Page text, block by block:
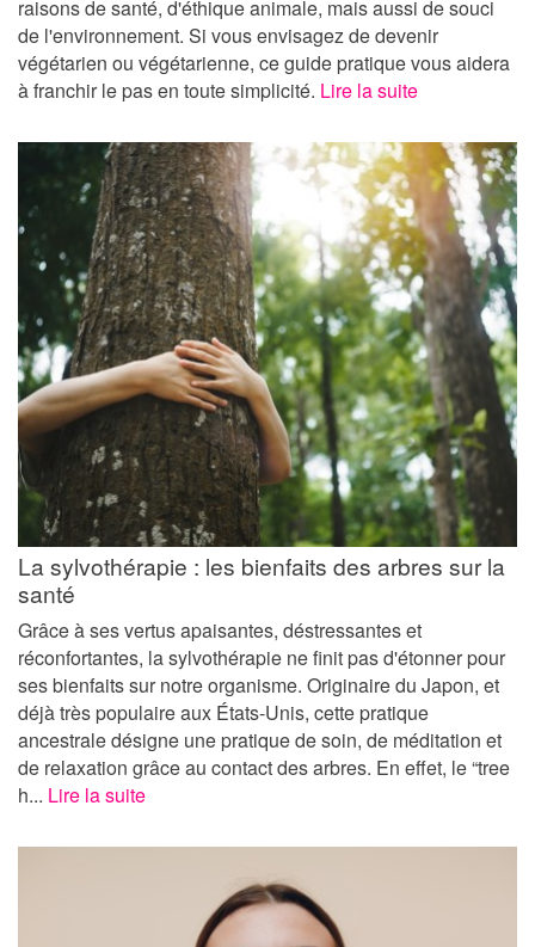
raisons de santé, d'éthique animale, mais aussi de souci
de l'environnement. Si vous envisagez de devenir
végétarien ou végétarienne, ce guide pratique vous aidera
à franchir le pas en toute simplicité. Lire la suite
La sylvothérapie : les bienfaits des arbres sur la
santé
Grâce à ses vertus apaisantes, déstressantes et
réconfortantes, la sylvothérapie ne finit pas d'étonner pour
ses bienfaits sur notre organisme. Originaire du Japon, et
déjà très populaire aux États-Unis, cette pratique
ancestrale désigne une pratique de soin, de méditation et
de relaxation grâce au contact des arbres. En effet, le “tree
h... Lire la suite